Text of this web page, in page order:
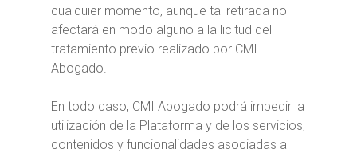
cualquier momento, aunque tal retirada no
afectará en modo alguno a la licitud del
tratamiento previo realizado por CMI
Abogado.
En todo caso, CMI Abogado podrá impedir la
utilización de la Plataforma y de los servicios,
contenidos y funcionalidades asociadas a